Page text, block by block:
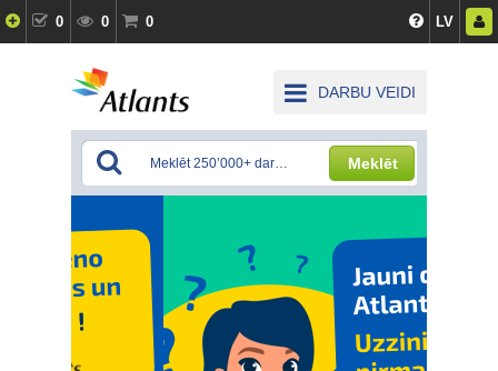
0 0 0 LV
DARBU VEIDI
Meklēt